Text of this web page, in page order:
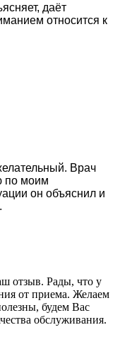
даёт
относится к
Врач
по моим
он объяснил и
отзыв. Рады, что у
от приема. Желаем
будем Вас
обслуживания.